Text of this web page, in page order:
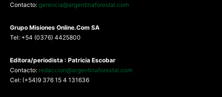
Contacto: gerencia@argentinaforestal.com
Grupo Misiones Online.Com SA
Tel: +54 (0376) 4425800
Editora/periodista : Patricia Escobar
Contacto: redaccion@argentinaforestal.com
Cel: (+54)9 376 15 4 131636